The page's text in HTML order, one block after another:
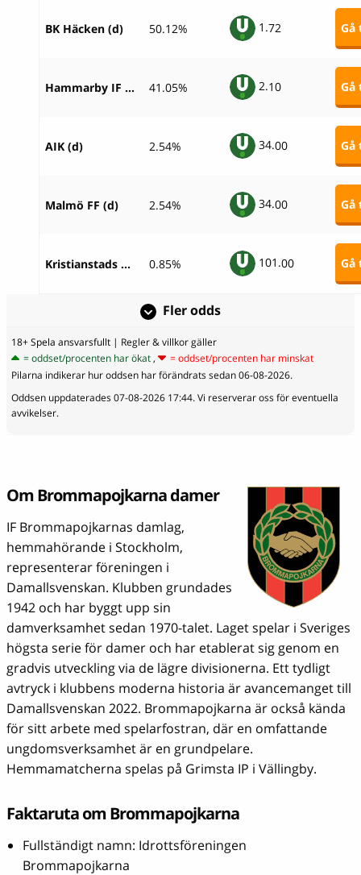
BK Häcken (d) 50.12% 1.72 Gå
Hammarby IF (d) 41.05% 2.10 Gå
AIK (d) 2.54% 34.00 Gå
Malmö FF (d) 2.54% 34.00 Gå
Kristianstads DFF (d) 0.85% 101.00 Gå
Fler odds
18+ Spela ansvarsfullt| Regler & villkor gäller
= oddset/procenten har ökat,
= oddset/procenten har minskat
Pilarna indikerar hur oddsen har förändrats sedan 06-08-2026.
Oddsen uppdaterades 07-08-2026 17:44. Vi reserverar oss för eventuella
avvikelser.
Om Brommapojkarna damer
IF Brommapojkarnas damlag,
hemmahörande i Stockholm,
representerar föreningen i
Damallsvenskan. Klubben grundades
1942 och har byggt upp sin
damverksamhet sedan 1970-talet. Laget spelar i Sveriges
högsta serie för damer och har etablerat sig genom en
gradvis utveckling via de lägre divisionerna. Ett tydligt
avtryck i klubbens moderna historia är avancemanget till
Damallsvenskan 2022. Brommapojkarna är också kända
för sitt arbete med spelarfostran, där en omfattande
ungdomsverksamhet är en grundpelare.
Hemmamatcherna spelas på Grimsta IP i Vällingby.
Faktaruta om Brommapojkarna
Fullständigt namn: Idrottsföreningen
Brommapojkarna